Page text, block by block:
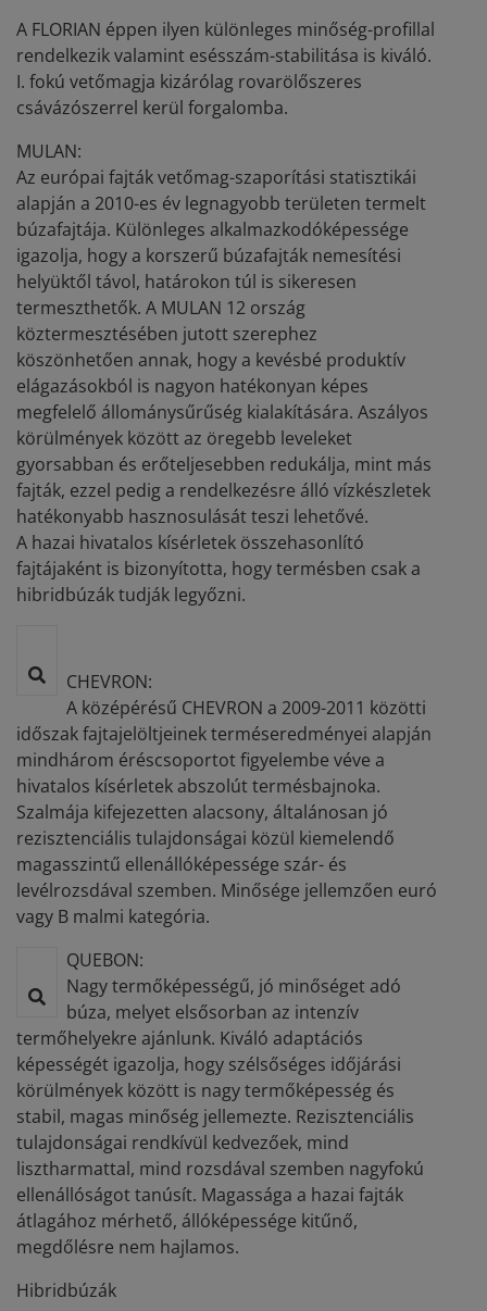
A FLORIAN éppen ilyen különleges minőség-profillal
rendelkezik valamint esésszám-stabilitása is kiváló.
I. fokú vetőmagja kizárólag rovarölőszeres
csávázószerrel kerül forgalomba.
MULAN:
Az európai fajták vetőmag-szaporítási statisztikái
alapján a 2010-es év legnagyobb területen termelt
búzafajtája. Különleges alkalmazkodóképessége
igazolja, hogy a korszerű búzafajták nemesítési
helyüktől távol, határokon túl is sikeresen
termeszthetők. A MULAN 12 ország
köztermesztésében jutott szerephez
köszönhetően annak, hogy a kevésbé produktív
elágazásokból is nagyon hatékonyan képes
megfelelő állománysűrűség kialakítására. Aszályos
körülmények között az öregebb leveleket
gyorsabban és erőteljesebben redukálja, mint más
fajták, ezzel pedig a rendelkezésre álló vízkészletek
hatékonyabb hasznosulását teszi lehetővé.
A hazai hivatalos kísérletek összehasonlító
fajtájaként is bizonyította, hogy termésben csak a
hibridbúzák tudják legyőzni.
CHEVRON:
A középérésű CHEVRON a 2009-2011 közötti
időszak fajtajelöltjeinek terméseredményei alapján
mindhárom éréscsoportot figyelembe véve a
hivatalos kísérletek abszolút termésbajnoka.
Szalmája kifejezetten alacsony, általánosan jó
rezisztenciális tulajdonságai közül kiemelendő
magasszintű ellenállóképessége szár- és
levélrozsdával szemben. Minősége jellemzően euró
vagy B malmi kategória.
QUEBON:
Nagy termőképességű, jó minőséget adó
búza, melyet elsősorban az intenzív
termőhelyekre ajánlunk. Kiváló adaptációs
képességét igazolja, hogy szélsőséges időjárási
körülmények között is nagy termőképesség és
stabil, magas minőség jellemezte. Rezisztenciális
tulajdonságai rendkívül kedvezőek, mind
lisztharmattal, mind rozsdával szemben nagyfokú
ellenállóságot tanúsít. Magassága a hazai fajták
átlagához mérhető, állóképessége kitűnő,
megdőlésre nem hajlamos.
Hibridbúzák